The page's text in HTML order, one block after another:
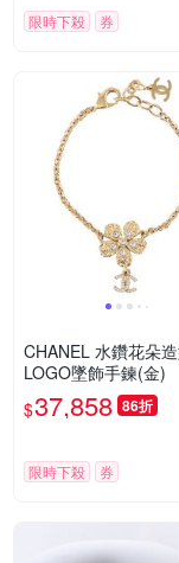
限時下殺 券
CHANEL 水鑽花朵
LOGO墜飾手鍊(金)
$37,858 86折
限時下殺 券